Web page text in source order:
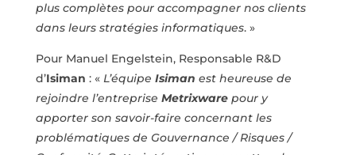
plus complètes pour accompagner nos clients
dans leurs stratégies informatiques.»
Pour Manuel Engelstein, Responsable R&D
d’Isiman : « L’équipe Isiman est heureuse de
rejoindre l’entreprise Metrixwarepour y
apporter son savoir-faire concernant les
problématiques de Gouvernance / Risques /